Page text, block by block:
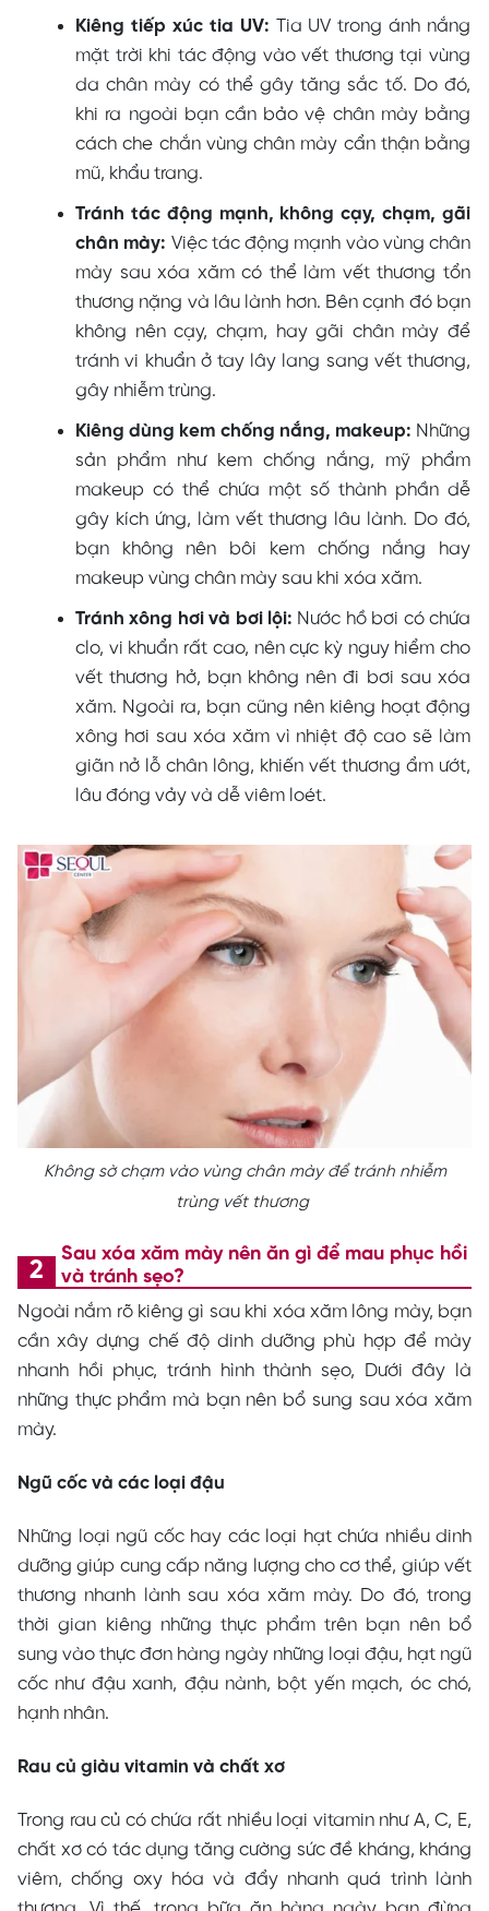
Kiêng tiếp xúc tia UV: Tia UV trong ánh nắng
mặt trời khi tác động vào vết thương tại vùng
da chân mày có thể gây tăng sắc tố. Do đó,
khi ra ngoài bạn cần bảo vệ chân mày bằng
cách che chắn vùng chân mày cẩn thận bằng
mũ, khẩu trang.
Tránh tác động mạnh, không cạy, chạm, gãi
chân mày: Việc tác động mạnh vào vùng chân
mày sau xóa xăm có thể làm vết thương tổn
thương nặng và lâu lành hơn. Bên cạnh đó bạn
không nên cạy, chạm, hay gãi chân mày để
tránh vi khuẩn ở tay lây lang sang vết thương,
gây nhiễm trùng.
Kiêng dùng kem chống nắng, makeup: Những
sản phẩm như kem chống nắng, mỹ phẩm
makeup có thể chứa một số thành phần dễ
gây kích ứng, làm vết thương lâu lành. Do đó,
bạn không nên bôi kem chống nắng hay
makeup vùng chân mày sau khi xóa xăm.
Tránh xông hơi và bơi lội: Nước hồ bơi có chứa
clo, vi khuẩn rất cao, nên cực kỳ nguy hiểm cho
vết thương hở, bạn không nên đi bơi sau xóa
xăm. Ngoài ra, bạn cũng nên kiêng hoạt động
xông hơi sau xóa xăm vì nhiệt độ cao sẽ làm
giãn nở lỗ chân lông, khiến vết thương ẩm ướt,
lâu đóng vảy và dễ viêm loét.
Không sờ chạm vào vùng chân mày để tránh nhiễm
trùng vết thương
Sau xóa xăm mày nên ăn gì để mau phục hồi
và tránh sẹo?
Ngoài nắm rõ kiêng gì sau khi xóa xăm lông mày, bạn
cần xây dựng chế độ dinh dưỡng phù hợp để mày
nhanh hồi phục, tránh hình thành sẹo, Dưới đây là
những thực phẩm mà bạn nên bổ sung sau xóa xăm
mày.
Ngũ cốc và các loại đậu
Những loại ngũ cốc hay các loại hạt chứa nhiều dinh
dưỡng giúp cung cấp năng lượng cho cơ thể, giúp vết
thương nhanh lành sau xóa xăm mày. Do đó, trong
thời gian kiêng những thực phẩm trên bạn nên bổ
sung vào thực đơn hàng ngày những loại đậu, hạt ngũ
cốc như đậu xanh, đậu nành, bột yến mạch, óc chó,
hạnh nhân.
Rau củ giàu vitamin và chất xơ
Trong rau củ có chứa rất nhiều loại vitamin như A, C, E,
chất xơ có tác dụng tăng cường sức đề kháng, kháng
viêm, chống oxy hóa và đẩy nhanh quá trình lành